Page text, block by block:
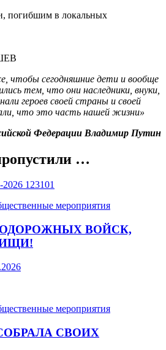
погибшим в локальных
чтобы сегодняшние дети и вообще
тем, что они наследники, внуки,
героев своей страны и своей
что это часть нашей жизни»
Федерации Владимир Путин
…
мероприятия
ВОЙСК,
мероприятия
СВОИХ